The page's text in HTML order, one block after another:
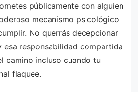
públicamente con alguien
mecanismo psicológico
No querrás decepcionar
esa responsabilidad compartida
camino incluso cuando tu
flaquee.